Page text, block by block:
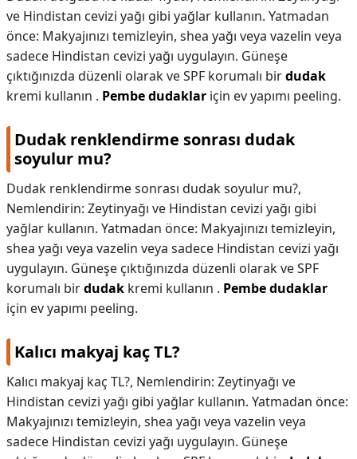
ve Hindistan cevizi yağı gibi yağlar kullanın. Yatmadan
önce: Makyajınızı temizleyin, shea yağı veya vazelin veya
sadece Hindistan cevizi yağı uygulayın. Güneşe
çıktığınızda düzenli olarak ve SPF korumalı birdudak
kremi kullanın . Pembe dudaklar için ev yapımı peeling.
Dudak renklendirme sonrası dudak
soyulur mu?
Dudak renklendirme sonrası dudak soyulur mu?,
Nemlendirin: Zeytinyağı ve Hindistan cevizi yağı gibi
yağlar kullanın. Yatmadan önce: Makyajınızı temizleyin,
shea yağı veya vazelin veya sadece Hindistan cevizi yağı
uygulayın. Güneşe çıktığınızda düzenli olarak ve SPF
korumalı birdudak kremi kullanın . Pembe dudaklar
için ev yapımı peeling.
Kalıcı makyaj kaç TL?
Kalıcı makyaj kaç TL?, Nemlendirin: Zeytinyağı ve
Hindistan cevizi yağı gibi yağlar kullanın. Yatmadan önce:
Makyajınızı temizleyin, shea yağı veya vazelin veya
sadece Hindistan cevizi yağı uygulayın. Güneşe